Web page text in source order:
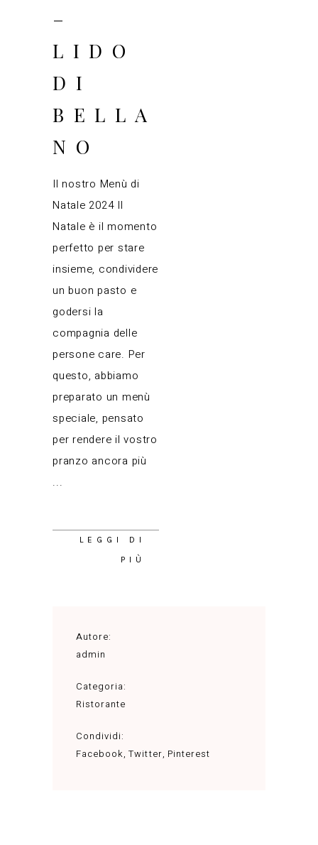
–
LIDO
DI
BELLA
NO
Il nostro Menù di
Natale 2024 Il
Natale è il momento
perfetto per stare
insieme, condividere
un buon pasto e
godersi la
compagnia delle
persone care. Per
questo, abbiamo
preparato un menù
speciale, pensato
per rendere il vostro
pranzo ancora più
LEGGI DI
PIÙ
Autore:
admin
Categoria:
Ristorante
Condividi:
Facebook Twitter Pinterest